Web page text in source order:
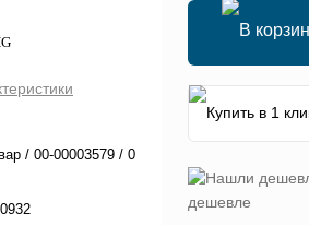
/ 00-00003579 / 0
дешевле